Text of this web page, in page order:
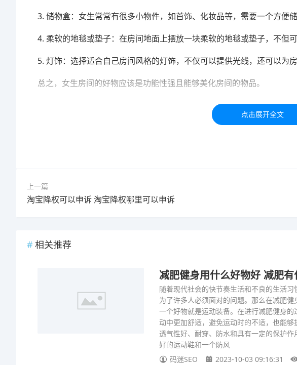
3. 储物盒：女生常常有很多小物件，如首饰、化妆品等，需要一个方便
4. 柔软的地毯或垫子：在房间地面上摆放一块柔软的地毯或垫子，不但
5. 灯饰：选择适合自己房间风格的灯饰，不仅可以提供光线，还可以为房
总之，女生房间的好物应该是功能性强且能够美化房间的物品。
本站内容均为「码迷SEO」网友免费分享整理，仅用于学习交流，如有
上一篇
淘宝降权可以申诉 淘宝降权哪里可以申诉
相关推荐
减肥健身用什么好物好 减肥
随着现代社会的快节奏生活和不良的生活
为了许多人必须面对的问题。那么在减肥
一个好物就是运动装备。在进行减肥健身
动中更加舒适，避免运动时的不适，也能够
透气性好、耐穿、防水和具有一定的保护
好的运动鞋和一个防风
码迷SEO
2023-10-03 09:16:31